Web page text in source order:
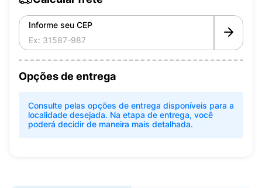
Informe seu CEP
Opções de entrega
Consulte pelas opções de entrega disponíveis para a
localidade desejada. Na etapa de entrega, você
poderá decidir de maneira mais detalhada.